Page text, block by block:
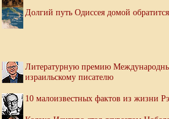
Долгий путь Одиссея домой
Литературную премию
израильскому писателю
10 малоизвестных фактов из жизни